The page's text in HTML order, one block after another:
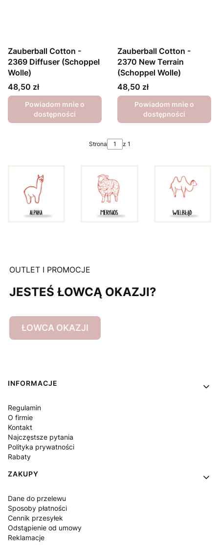
Zauberball Cotton -
2369 Diffuser (Schoppel
Wolle)
Cena
48,50 zł
Powiadom mnie o
dostępności
Zauberball Cotton -
2370 New Terrain
(Schoppel Wolle)
Cena
48,50 zł
Powiadom mnie o
dostępności
Strona z 1
OUTLET I PROMOCJE
JESTEŚ ŁOWCĄ OKAZJI?
ŁOWCA OKAZJI
Linki w stopce
INFORMACJE
Regulamin
O firmie
Kontakt
Najczęstsze pytania
Polityka prywatności
Rabaty
ZAKUPY
Dane do przelewu
Sposoby płatności
Cennik przesyłek
Odstąpienie od umowy
Reklamacje